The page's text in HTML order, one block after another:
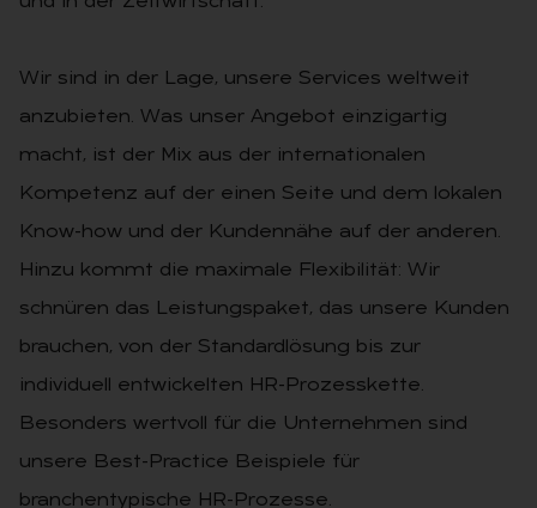
Wir sind in der Lage, unsere Services weltweit
anzubieten. Was unser Angebot einzigartig
macht, ist der Mix aus der internationalen
Kompetenz auf der einen Seite und dem lokalen
Know-how und der Kundennähe auf der anderen.
Hinzu kommt die maximale Flexibilität: Wir
schnüren das Leistungspaket, das unsere Kunden
brauchen, von der Standardlösung bis zur
individuell entwickelten HR-Prozesskette.
Besonders wertvoll für die Unternehmen sind
unsere Best-Practice Beispiele für
branchentypische HR-Prozesse.